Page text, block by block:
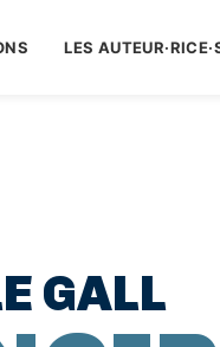
LES
GALL